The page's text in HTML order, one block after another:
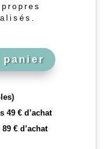
panier
49 € d’achat
€ d’achat